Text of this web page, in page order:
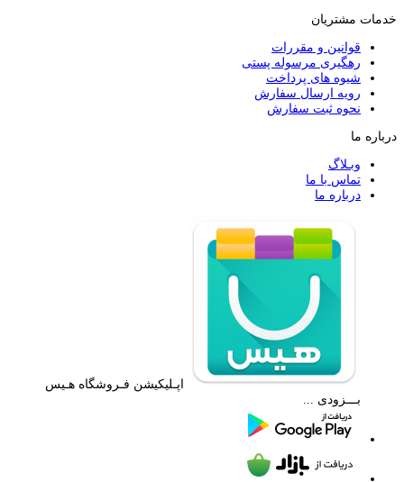
خدمات مشتریان
قوانین و مقررات
رهگیری مرسوله پستی
شیوه های پرداخت
رویه ارسال سفارش
نحوه ثبت سفارش
درباره ما
وبـلاگ
تماس با ما
درباره ما
اپـلیکیشن فـروشگاه هـیس
بـــزودی ...